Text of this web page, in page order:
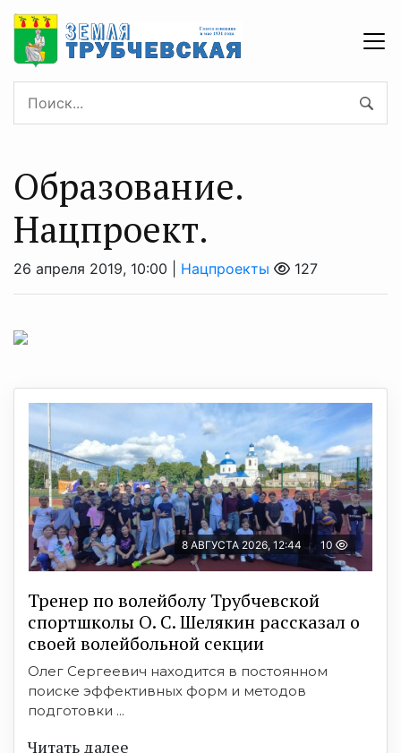
Образование.
Нацпроект.
26 апреля 2019, 10:00 | Нацпроекты 127
8 АВГУСТА 2026, 12:44 10
Тренер по волейболу Трубчевской
спортшколы О. С. Шелякин рассказал о
своей волейбольной секции
Олег Сергеевич находится в постоянном
поиске эффективных форм и методов
подготовки ...
Читать далее